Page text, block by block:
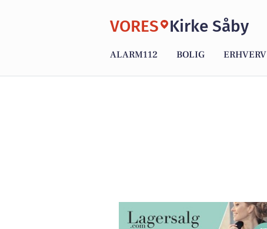
VORES Kirke Såby
ALARM112 BOLIG ERHVERV